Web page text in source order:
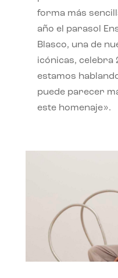
forma más
año el parasol
Blasco, una de
icónicas, celebra
estamos
puede parecer
este homenaje».